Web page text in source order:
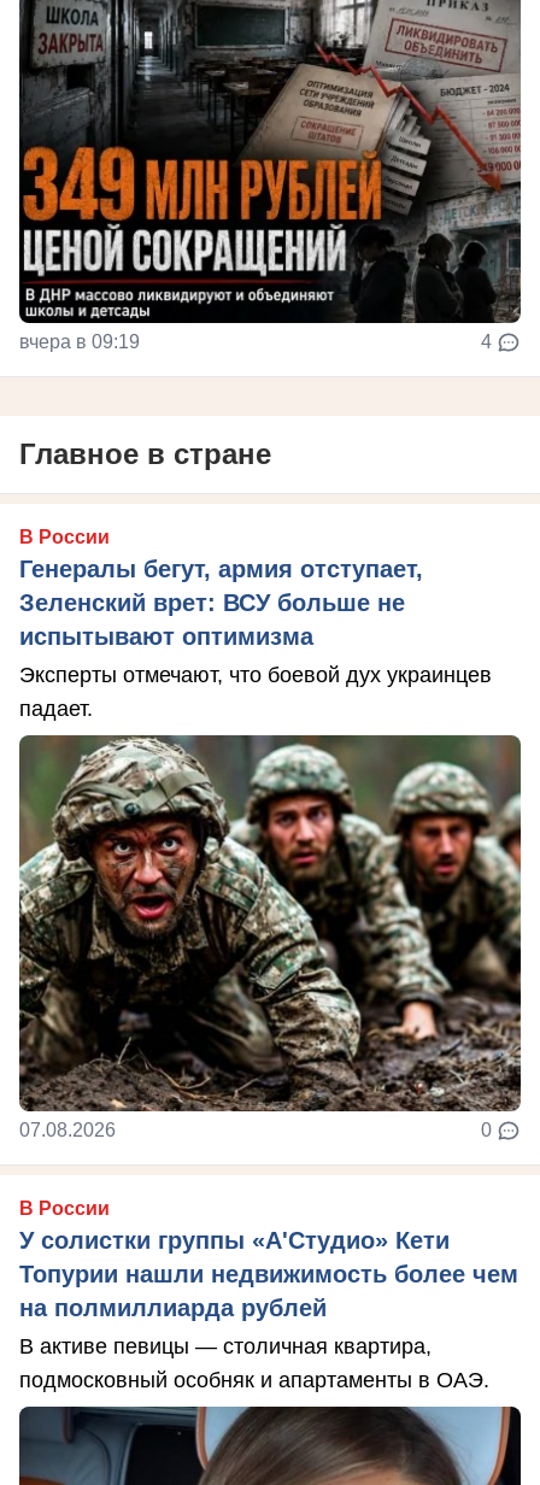
вчера в 09:19 4
Главное в стране
В России
Генералы бегут, армия отступает,
Зеленский врет: ВСУ больше не
испытывают оптимизма
Эксперты отмечают, что боевой дух украинцев
падает.
07.08.2026 0
В России
У солистки группы «А'Студио» Кети
Топурии нашли недвижимость более чем
на полмиллиарда рублей
В активе певицы — столичная квартира,
подмосковный особняк и апартаменты в ОАЭ.